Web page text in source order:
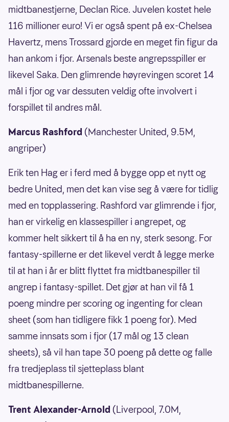
midtbanestjerne, Declan Rice. Juvelen kostet hele
116 millioner euro! Vi er også spent på ex-Chelsea
Havertz, mens Trossard gjorde en meget fin figur da
han ankom i fjor. Arsenals beste angrepsspiller er
likevel Saka. Den glimrende høyrevingen scoret 14
mål i fjor og var dessuten veldig ofte involvert i
forspillet til andres mål.
Marcus Rashford (Manchester United, 9.5M,
angriper)
Erik ten Hag er i ferd med å bygge opp et nytt og
bedre United, men det kan vise seg å være for tidlig
med en topplassering. Rashford var glimrende i fjor,
han er virkelig en klassespiller i angrepet, og
kommer helt sikkert til å ha en ny, sterk sesong. For
fantasy-spillerne er det likevel verdt å legge merke
til at han i år er blitt flyttet fra midtbanespiller til
angrep i fantasy-spillet. Det gjør at han vil få 1
poeng mindre per scoring og ingenting for clean
sheet (som han tidligere fikk 1 poeng for). Med
samme innsats som i fjor (17 mål og 13 clean
sheets), så vil han tape 30 poeng på dette og falle
fra tredjeplass til sjetteplass blant
midtbanespillerne.
Trent Alexander-Arnold (Liverpool, 7.0M,